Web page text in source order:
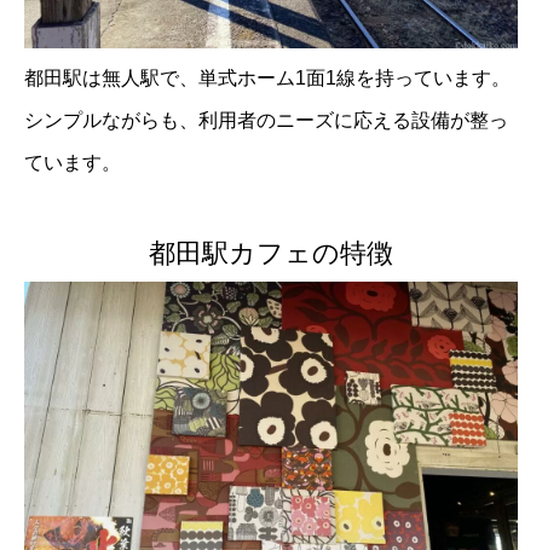
都田駅は無人駅で、単式ホーム1面1線を持っています。
シンプルながらも、利用者のニーズに応える設備が整っ
ています。
都田駅カフェの特徴